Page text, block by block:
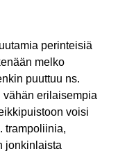
perinteisiä
melko
puuttuu ns.
erilaisempia
voisi
trampoliinia,
jonkinlaista